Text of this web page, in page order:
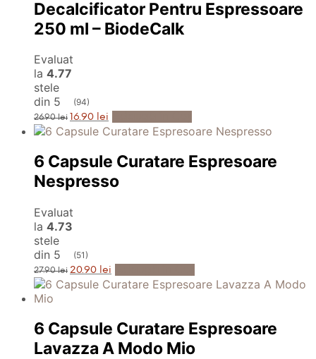
Decalcificator Pentru Espressoare
250 ml – BiodeCalk
Evaluat
la 4.77
stele
din 5
(94)
26.90lei Prețul
inițial
a
26.90 lei.
16.90 lei Prețul
curent
este:
6 Capsule Curatare Espresoare
Nespresso
Evaluat
la 4.73
stele
din 5
(51)
27.90lei Prețul
inițial
a
20.90 lei Prețul
curent
este:
6 Capsule Curatare Espresoare
Lavazza A Modo Mio